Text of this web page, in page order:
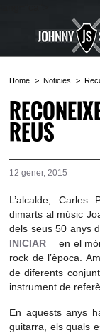
Home Noticies
REUS
12 gener, 2015
L’alcalde, Carles
dimarts al músic
dels seus 50 anys
INICIAR
en el
rock de l’època.
de diferents
instrument de
En aquests anys
guitarra, els quals